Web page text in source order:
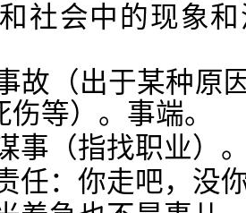
社会中的现象
故（出于某种原
等）。事端。
事（指找职业）
任：你走吧，没